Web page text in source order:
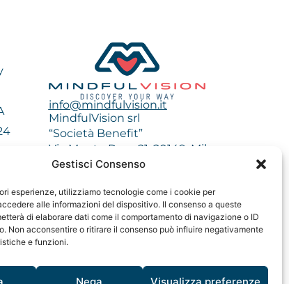
Gestisci Consenso
esperienze, utilizziamo tecnologie come i cookie per
alle informazioni del dispositivo. Il consenso a queste
di elaborare dati come il comportamento di navigazione o ID
Non acconsentire o ritirare il consenso può influire negativamente
e funzioni.
Nega Visualizza preferenze
2023
2024
info@mindfulvision.it
MindfulVision srl
“Società Benefit”
Via Monte Rosa 21, 20149, Milano
C.F. / P. IVA: 12706961005